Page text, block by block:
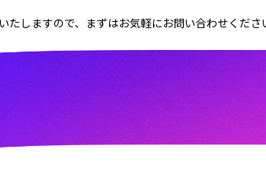
しますので、まずはお気軽にお問い合わせくださ